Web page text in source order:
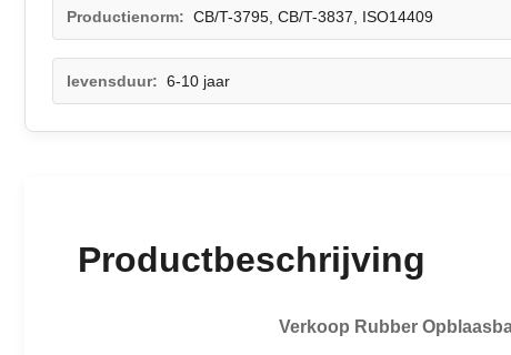
Productienorm: CB/T-3795, CB/T-3837, ISO14409
levensduur: 6-10 jaar
Productbeschrijving
Verkoop Rubber